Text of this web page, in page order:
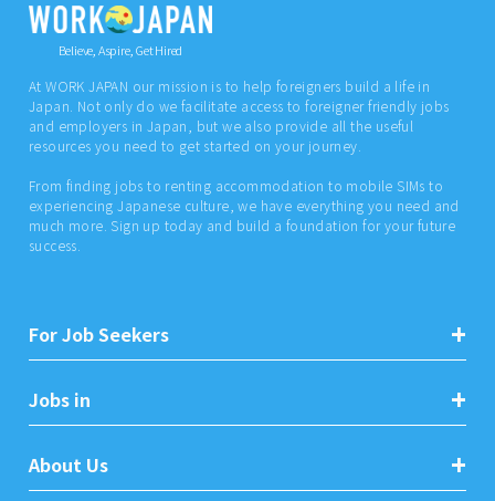
Believe, Aspire, Get Hired
At WORK JAPAN our mission is to help foreigners build a life in
Japan. Not only do we facilitate access to foreigner friendly jobs
and employers in Japan, but we also provide all the useful
resources you need to get started on your journey.
From finding jobs to renting accommodation to mobile SIMs to
experiencing Japanese culture, we have everything you need and
much more. Sign up today and build a foundation for your future
success.
For Job Seekers
Jobs in
About Us